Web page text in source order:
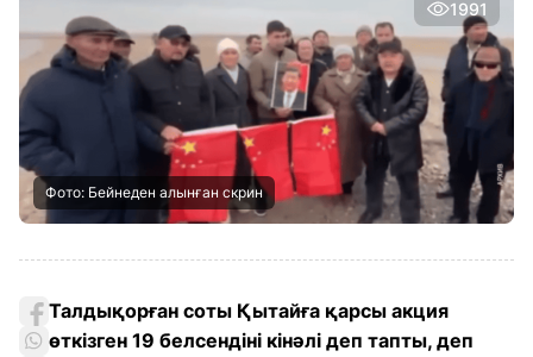
1991
Фото: Бейнеден алынған скрин
Талдықорған соты Қытайға қарсы акция
өткізген 19 белсендіні кінәлі деп тапты, деп